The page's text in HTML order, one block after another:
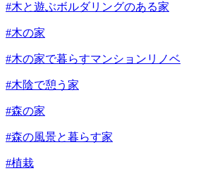
#木と遊ぶボルダリングのある家
#木の家
#木の家で暮らすマンションリノベ
#木陰で憩う家
#森の家
#森の風景と暮らす家
#植栽